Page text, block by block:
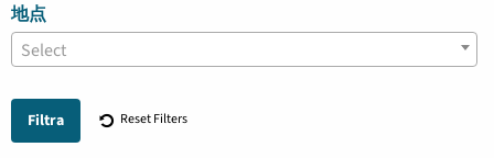
航
地点
Select
Reset Filters